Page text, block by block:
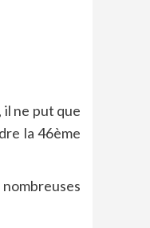
il ne put que
la 46ème